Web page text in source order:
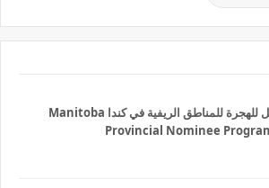
التسجيل للهجرة للمناطق الريفية في كندا Manitoba
Provincial Nominee